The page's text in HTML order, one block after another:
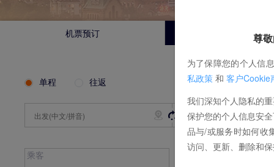
机票预订 值机办理
单程 往返
乘客
残疾军警乘客
[2026-08-07] 青岛航空2026年招采领域内控体系建设项
[2026-08-04] 青岛航空数据中心整体维保服务项目成交结
尊
为了保障您的个人信
私政策和 客户Cookie
我们深知个人隐私的
保护您的个人信息安
品与/或服务时如何收
访问、更新、删除和